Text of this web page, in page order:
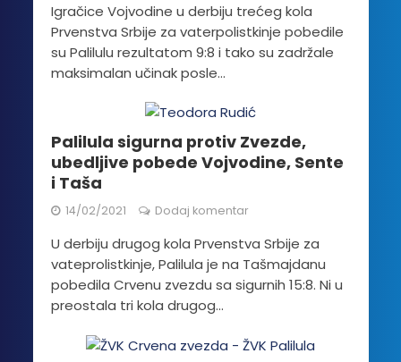
Igračice Vojvodine u derbiju trećeg kola
Prvenstva Srbije za vaterpolistkinje pobedile
su Palilulu rezultatom 9:8 i tako su zadržale
maksimalan učinak posle...
Palilula sigurna protiv Zvezde,
ubedljive pobede Vojvodine, Sente
i Taša
14/02/2021 Dodaj komentar
U derbiju drugog kola Prvenstva Srbije za
vateprolistkinje, Palilula je na Tašmajdanu
pobedila Crvenu zvezdu sa sigurnih 15:8. Ni u
preostala tri kola drugog...